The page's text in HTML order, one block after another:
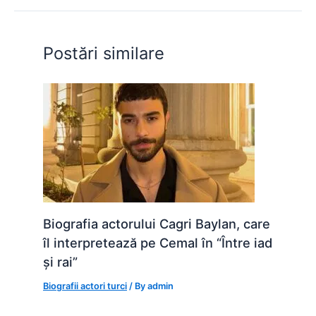
o
o
k
p
p
n
g
er
Postări similare
Biografia actorului Cagri Baylan, care
îl interpretează pe Cemal în “Între iad
și rai”
Biografii actori turci / Byadmin